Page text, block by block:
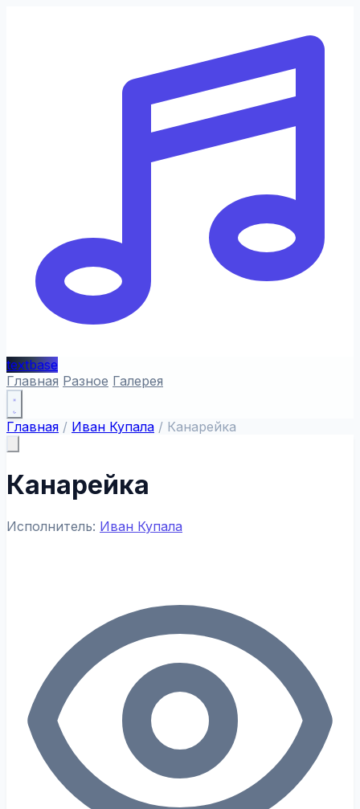
textbase
Главная Разное Галерея
Главная / Иван Купала / Канарейка
Канарейка
Исполнитель: Иван Купала